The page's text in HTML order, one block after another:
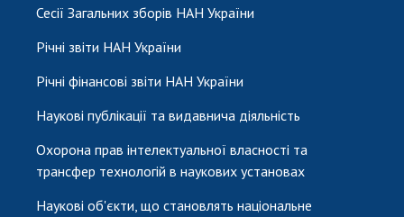
Сесії Загальних зборів НАН України
Річні звіти НАН України
Річні фінансові звіти НАН України
Наукові публікації та видавнича діяльність
Охорона прав інтелектуальної власності та
трансфер технологій в наукових установах
Наукові об'єкти, що становлять національне